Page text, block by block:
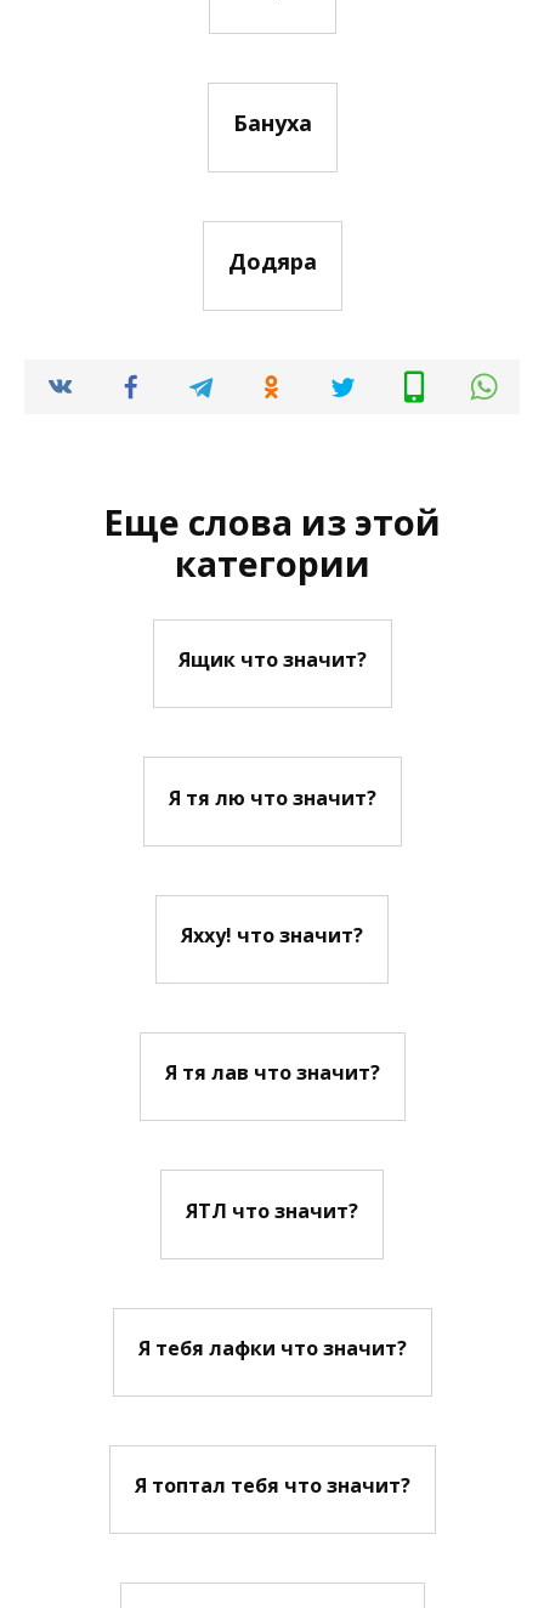
Бануха
Додяра
Еще слова из этой
категории
Ящик что значит?
Я тя лю что значит?
Яхху! что значит?
Я тя лав что значит?
ЯТЛ что значит?
Я тебя лафки что значит?
Я топтал тебя что значит?